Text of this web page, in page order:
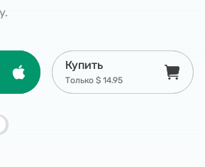
Купить
Только $ 14.95
Купить
Только $ 14.95